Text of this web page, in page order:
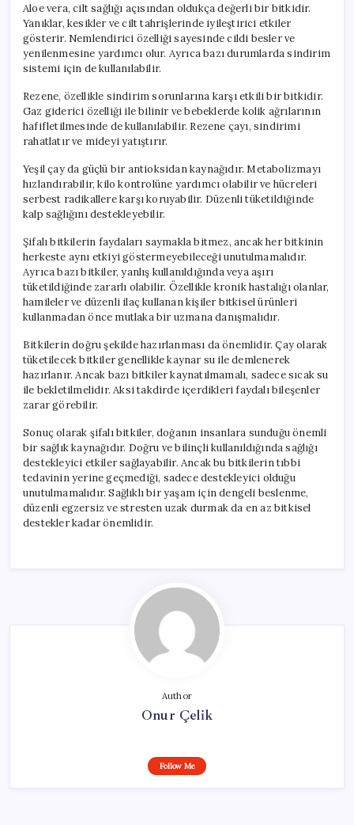
Aloe vera, cilt sağlığı açısından oldukça değerli bir bitkidir.
Yanıklar, kesikler ve cilt tahrişlerinde iyileştirici etkiler
gösterir. Nemlendirici özelliği sayesinde cildi besler ve
yenilenmesine yardımcı olur. Ayrıca bazı durumlarda sindirim
sistemi için de kullanılabilir.
Rezene, özellikle sindirim sorunlarına karşı etkili bir bitkidir.
Gaz giderici özelliği ile bilinir ve bebeklerde kolik ağrılarının
hafifletilmesinde de kullanılabilir. Rezene çayı, sindirimi
rahatlatır ve mideyi yatıştırır.
Yeşil çay da güçlü bir antioksidan kaynağıdır. Metabolizmayı
hızlandırabilir, kilo kontrolüne yardımcı olabilir ve hücreleri
serbest radikallere karşı koruyabilir. Düzenli tüketildiğinde
kalp sağlığını destekleyebilir.
Şifalı bitkilerin faydaları saymakla bitmez, ancak her bitkinin
herkeste aynı etkiyi göstermeyebileceği unutulmamalıdır.
Ayrıca bazı bitkiler, yanlış kullanıldığında veya aşırı
tüketildiğinde zararlı olabilir. Özellikle kronik hastalığı olanlar,
hamileler ve düzenli ilaç kullanan kişiler bitkisel ürünleri
kullanmadan önce mutlaka bir uzmana danışmalıdır.
Bitkilerin doğru şekilde hazırlanması da önemlidir. Çay olarak
tüketilecek bitkiler genellikle kaynar su ile demlenerek
hazırlanır. Ancak bazı bitkiler kaynatılmamalı, sadece sıcak su
ile bekletilmelidir. Aksi takdirde içerdikleri faydalı bileşenler
zarar görebilir.
Sonuç olarak şifalı bitkiler, doğanın insanlara sunduğu önemli
bir sağlık kaynağıdır. Doğru ve bilinçli kullanıldığında sağlığı
destekleyici etkiler sağlayabilir. Ancak bu bitkilerin tıbbi
tedavinin yerine geçmediği, sadece destekleyici olduğu
unutulmamalıdır. Sağlıklı bir yaşam için dengeli beslenme,
düzenli egzersiz ve stresten uzak durmak da en az bitkisel
destekler kadar önemlidir.
Author
Onur Çelik
Follow Me